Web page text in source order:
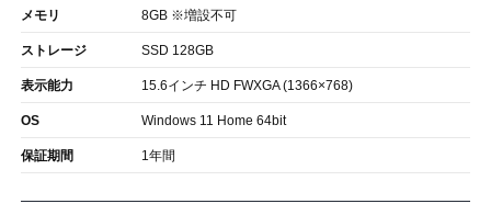
メモリ 8GB ※増設不可
ストレージ SSD 128GB
表示能力 15.6インチ HD FWXGA (1366×768)
OS Windows 11 Home 64bit
保証期間 1年間